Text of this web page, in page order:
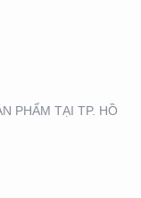
PHẨM TẠI TP. HỒ